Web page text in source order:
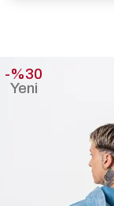
%30
Yeni